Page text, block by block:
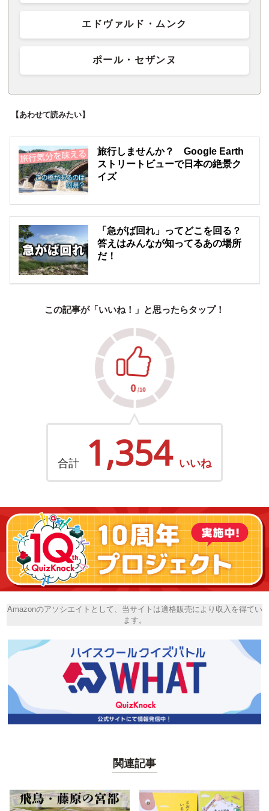
エドヴァルド・ムンク
ポール・セザンヌ
【あわせて読みたい】
旅行しませんか？ Google Earth
ストリートビューで日本の絶景ク
イズ
「急がば回れ」ってどこを回る？
答えはみんなが知ってるあの場所
だ！
この記事が「いいね！」と思ったらタップ！
合計 1,354 いいね
Amazonのアソシエイトとして、当サイトは適格販売により収入を得てい
ます。
関連記事